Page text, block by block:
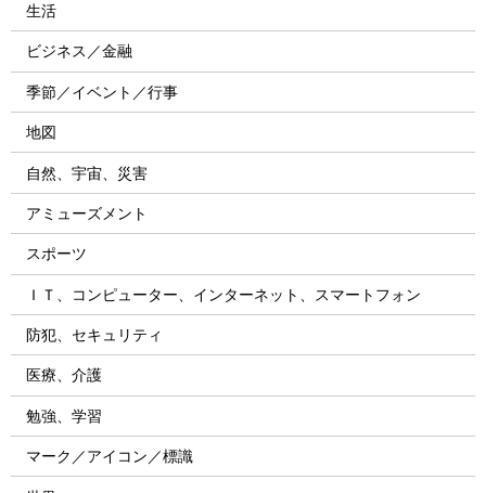
生活
ビジネス／金融
季節／イベント／行事
地図
自然、宇宙、災害
アミューズメント
スポーツ
ＩＴ、コンピューター、インターネット、スマートフォン
防犯、セキュリティ
医療、介護
勉強、学習
マーク／アイコン／標識